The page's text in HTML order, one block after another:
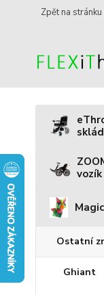
Zpět na
Ostatní
Ghiant